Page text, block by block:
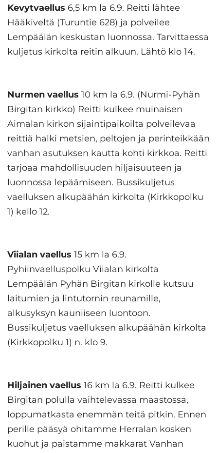
Kevytvaellus 6,5 km la 6.9. Reitti lähtee
Hääkiveltä (Turuntie 628) ja polveilee
Lempäälän keskustan luonnossa. Tarvittaessa
kuljetus kirkolta reitin alkuun. Lähtö klo 14.
Nurmen vaellus 10 km la 6.9. (Nurmi-Pyhän
Birgitan kirkko) Reitti kulkee muinaisen
Aimalan kirkon sijaintipaikoilta polveilevaa
reittiä halki metsien, peltojen ja perinteikkään
vanhan asutuksen kautta kohti kirkkoa. Reitti
tarjoaa mahdollisuuden hiljaisuuteen ja
luonnossa lepäämiseen. Bussikuljetus
vaelluksen alkupäähän kirkolta (Kirkkopolku
1) kello 12.
Viialan vaellus 15 km la 6.9.
Pyhiinvaelluspolku Viialan kirkolta
Lempäälän Pyhän Birgitan kirkolle kutsuu
laitumien ja lintutornin reunamille,
alkusyksyn kauniiseen luontoon.
Bussikuljetus vaelluksen alkupäähän kirkolta
(Kirkkopolku 1) n. klo 9.
Hiljainen vaellus 16 km la 6.9. Reitti kulkee
Birgitan polulla vaihtelevassa maastossa,
loppumatkasta enemmän teitä pitkin. Ennen
perille pääsyä ohitamme Herralan kosken
kuohut ja paistamme makkarat Vanhan